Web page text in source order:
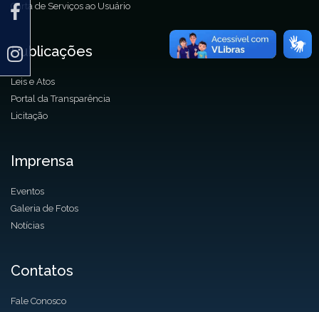
Carta de Serviços ao Usuário
Publicações
Leis e Atos
Portal da Transparência
Licitação
Imprensa
Eventos
Galeria de Fotos
Notícias
Contatos
Fale Conosco